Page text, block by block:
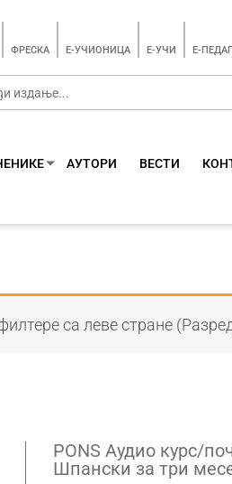
ФРЕСКА E-УЧИОНИЦА E-УЧИ Е-
АУТОРИ ВЕСТИ
са леве стране
PONS Аудио курс/
Шпански за три